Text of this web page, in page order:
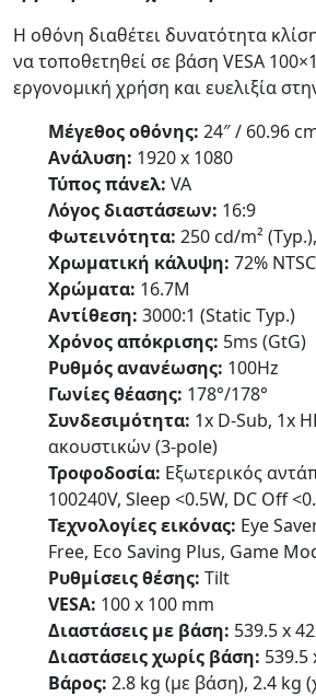
Η οθόνη διαθέτει δυνατότητα
να τοποθετηθεί σε βάση VESA
εργονομική χρήση και ευελιξία
Μέγεθος οθόνης: 24″ / 60.96
Ανάλυση: 1920 x 1080
Τύπος πάνελ: VA
Λόγος διαστάσεων: 16:9
Φωτεινότητα: 250 cd/m²
Χρωματική κάλυψη: 72%
Χρώματα: 16.7M
Αντίθεση: 3000:1 (Static Typ.)
Χρόνος απόκρισης: 5ms (GtG)
Ρυθμός ανανέωσης: 100Hz
Γωνίες θέασης: 178°/178°
Συνδεσιμότητα: 1x D-Sub, 1x
ακουστικών (3-pole)
Τροφοδοσία: Εξωτερικός
100240V, Sleep <0.5W, DC Off
Τεχνολογίες εικόνας: Eye
Free, Eco Saving Plus, Game
Ρυθμίσεις θέσης: Tilt
VESA: 100 x 100 mm
Διαστάσεις με βάση: 539.5 x
Διαστάσεις χωρίς βάση: 539.5
Βάρος: 2.8 kg (με βάση), 2.4 kg